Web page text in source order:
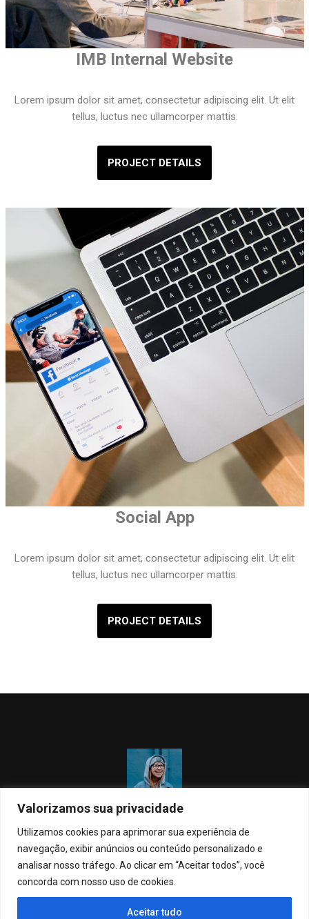
Valorizamos sua privacidade
Utilizamos cookies para aprimorar sua experiência de
navegação, exibir anúncios ou conteúdo personalizado e
analisar nosso tráfego. Ao clicar em “Aceitar todos”, você
concorda com nosso uso de cookies.
Aceitar tudo
IMB Internal Website
Lorem ipsum dolor sit amet, consectetur adipiscing elit. Ut elit
tellus, luctus nec ullamcorper mattis.
PROJECT DETAILS
Social App
Lorem ipsum dolor sit amet, consectetur adipiscing elit. Ut elit
tellus, luctus nec ullamcorper mattis.
PROJECT DETAILS
“What is the point of being alive if you don’t at least
try to do something remarkable?”
JANET MORRIS